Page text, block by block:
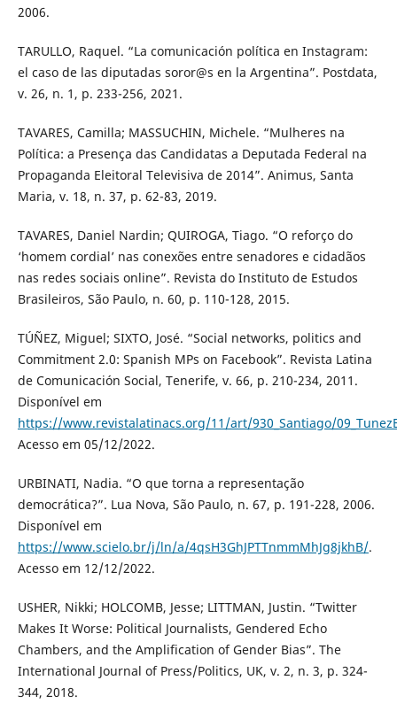
2006.
TARULLO, Raquel. “La comunicación política en Instagram:
el caso de las diputadas soror@s en la Argentina”. Postdata,
v. 26, n. 1, p. 233-256, 2021.
TAVARES, Camilla; MASSUCHIN, Michele. “Mulheres na
Política: a Presença das Candidatas a Deputada Federal na
Propaganda Eleitoral Televisiva de 2014”. Animus, Santa
Maria, v. 18, n. 37, p. 62-83, 2019.
TAVARES, Daniel Nardin; QUIROGA, Tiago. “O reforço do
‘homem cordial’ nas conexões entre senadores e cidadãos
nas redes sociais online”. Revista do Instituto de Estudos
Brasileiros, São Paulo, n. 60, p. 110-128, 2015.
TÚÑEZ, Miguel; SIXTO, José. “Social networks, politics and
Commitment 2.0: Spanish MPs on Facebook”. Revista Latina
de Comunicación Social, Tenerife, v. 66, p. 210-234, 2011.
Disponível em
https://www.revistalatinacs.org/11/art/930_Santiago/
Acesso em 05/12/2022.
URBINATI, Nadia. “O que torna a representação
democrática?”. Lua Nova, São Paulo, n. 67, p. 191-228, 2006.
Disponível em
https://www.scielo.br/j/ln/a/4qsH3GhJPTTnmmMhJg8jkhB/.
Acesso em 12/12/2022.
USHER, Nikki; HOLCOMB, Jesse; LITTMAN, Justin. “Twitter
Makes It Worse: Political Journalists, Gendered Echo
Chambers, and the Amplification of Gender Bias”. The
International Journal of Press/Politics, UK, v. 2, n. 3, p. 324-
344, 2018.